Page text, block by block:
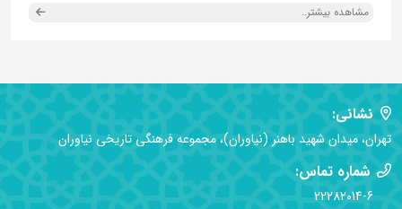
مشاهده بیشتر..
نشانی:
تهران، میدان شهید باهنر (نیاوران)، مجموعه فرهنگی تاریخی نیاوران
شماره تماس:
22282014-6